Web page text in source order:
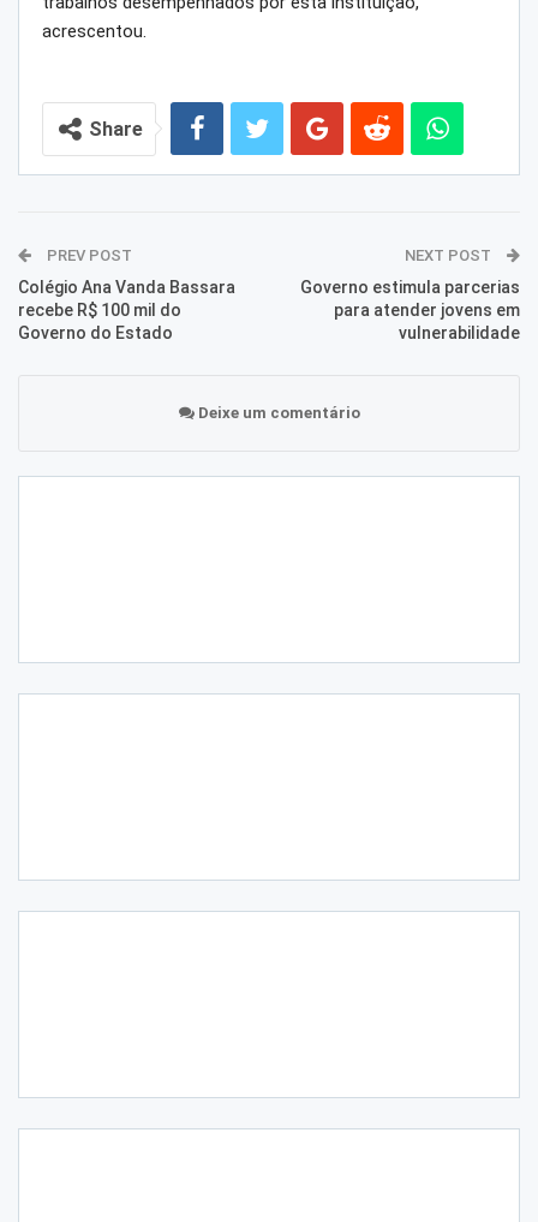
acrescentou.
Share
PREV POST
Colégio Ana Vanda Bassara
recebe R$ 100 mil do
Governo do Estado
NEXT POST
Governo estimula parcerias
para atender jovens em
vulnerabilidade
Deixe um comentário